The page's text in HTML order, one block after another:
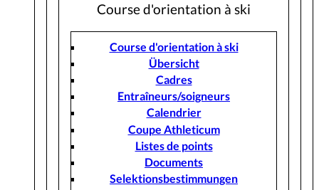
Course d'orientation à ski
Course d'orientation à ski
Übersicht
Cadres
Entraîneurs/soigneurs
Calendrier
Coupe Athleticum
Listes de points
Documents
Selektionsbestimmungen